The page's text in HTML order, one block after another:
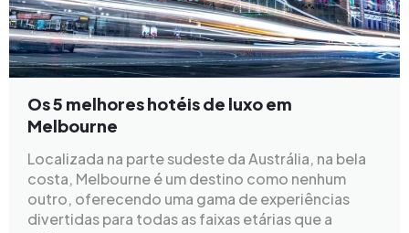
Os 5 melhores hotéis de luxo em
Melbourne
Localizada na parte sudeste da Austrália, na bela
costa, Melbourne é um destino como nenhum
outro, oferecendo uma gama de experiências
divertidas para todas as faixas etárias que a